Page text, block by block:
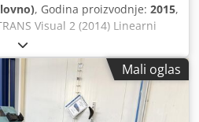
, Godina proizvodnje: 2015,
Visual 2 (2014) Linearni
67 Credpfx Ajx Edrfskief
1000 mm Nosivost: 3 kg X =
mm R1 = 0-90
Mali oglas